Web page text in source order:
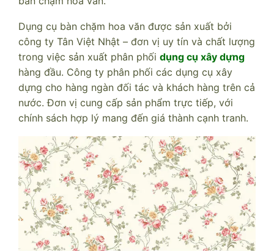
Dụng cụ bàn chặm hoa văn được sản xuất bởi
công ty Tân Việt Nhật – đơn vị uy tín và chất lượng
trong việc sản xuất phân phối dụng cụ xây dựng
hàng đầu. Công ty phân phối các dụng cụ xây
dựng cho hàng ngàn đối tác và khách hàng trên cả
nước. Đơn vị cung cấp sản phẩm trực tiếp, với
chính sách hợp lý mang đến giá thành cạnh tranh.